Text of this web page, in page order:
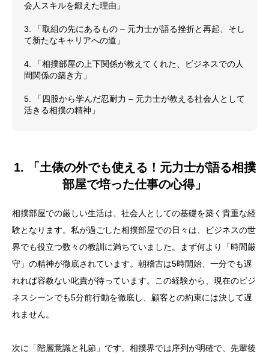
会人スキルを鍛えた理由」
3. 「取組の先にあるもの – 元力士が語る挫折と再起、そし
て新たなキャリアへの道」
4. 「相撲部屋の上下関係が教えてくれた、ビジネスでの人
間関係の築き方」
5. 「四股から学んだ忍耐力 – 元力士が教える社会人として
活きる相撲の精神」
1. 「土俵の外でも使える！元力士が語る相撲
部屋で培った仕事の心得」
相撲部屋での厳しい生活は、社会人としての基礎を築く貴重な経
験となります。私が過ごした相撲部屋での日々は、ビジネスの世
界でも役立つ数々の教訓に満ちていました。まず何より「時間厳
守」の精神が徹底されています。朝稽古は5時開始、一分でも遅
れれば容赦ない叱責が待っています。この経験から、現在のビジ
ネスシーンでも5分前行動を徹底し、顧客との約束には決して遅
れません。
次に「階層意識と礼節」です。相撲界では序列が明確で、先輩後